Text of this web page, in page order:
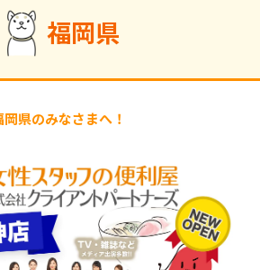
福岡県
岡県のみなさまへ！